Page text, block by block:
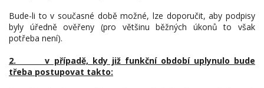
Bude-li to v současné době možné, lze doporučit, aby podpisy
byly úředně ověřeny (pro většinu běžných úkonů to však
potřeba není).
2. v případě, kdy již funkční období uplynulo bude
třeba postupovat takto: